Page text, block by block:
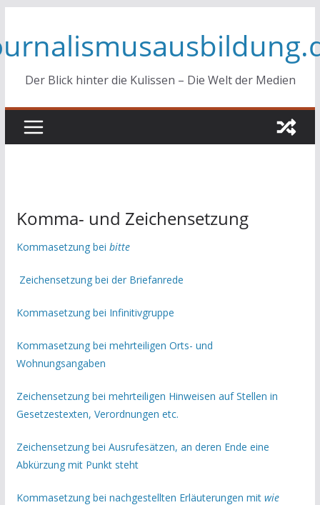
springen
Der Blick hinter die Kulissen – Die Welt der Medien
Komma- und Zeichensetzung
Kommasetzung bei bitte
Zeichensetzung bei der Briefanrede
Kommasetzung bei Infinitivgruppe
Kommasetzung bei mehrteiligen Orts- und
Wohnungsangaben
Zeichensetzung bei mehrteiligen Hinweisen auf Stellen in
Gesetzestexten, Verordnungen etc.
Zeichensetzung bei Ausrufesätzen, an deren Ende eine
Abkürzung mit Punkt steht
Kommasetzung bei nachgestellten Erläuterungen mit wie